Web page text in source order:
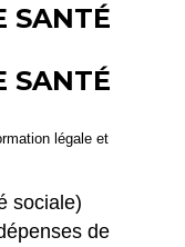
SANTÉ
SANTÉ
légale et
sociale)
de